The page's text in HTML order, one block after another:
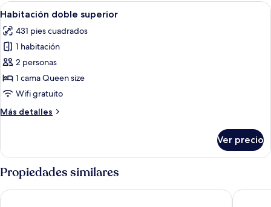
Abrir
todas
las
fotos
de
Habitación
doble
Un dormitorio con cama con dosel,
3
Habitación doble superior
431 pies cuadrados
1 habitación
2 personas
1 cama Queen size
Wifi gratuito
Más detalles
Más
doble
superior
Ver precio
Propiedades similares
Chateau des Ducs de Joyeuse, BW Signature CollectionHotel